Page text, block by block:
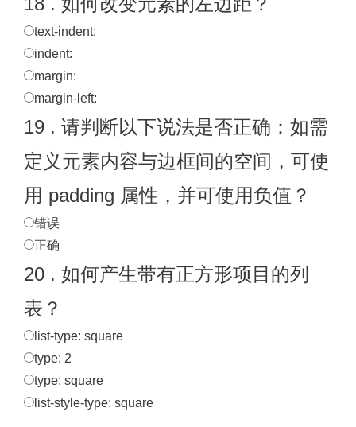
text-indent:
indent:
margin:
margin-left:
19 . 请判断以下说法是否正确：如需
定义元素内容与边框间的空间，可使
用 padding 属性，并可使用负值？
错误
正确
20 . 如何产生带有正方形项目的列
表？
list-type: square
type: 2
type: square
list-style-type: square